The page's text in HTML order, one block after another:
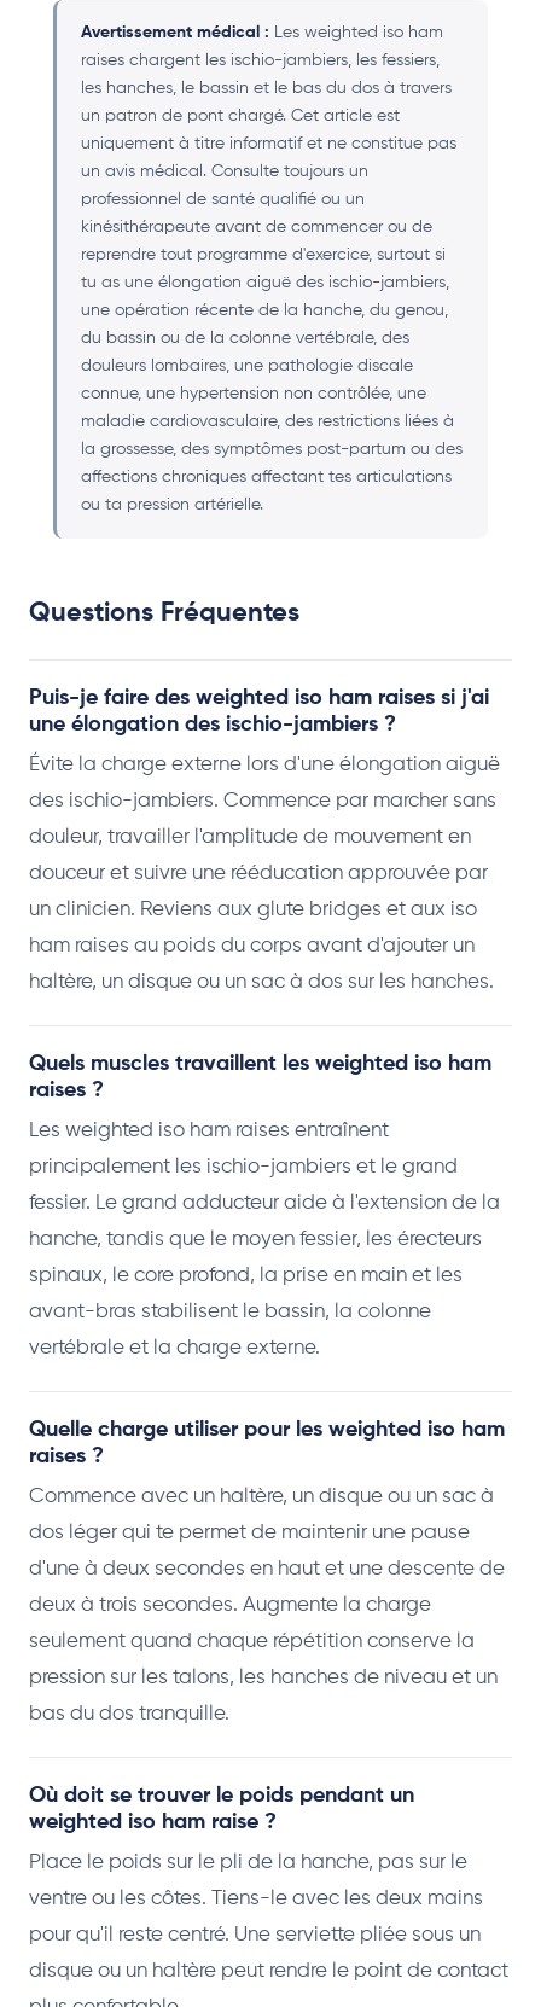
Avertissement médical : Les weighted iso ham
raises chargent les ischio-jambiers, les fessiers,
les hanches, le bassin et le bas du dos à travers
un patron de pont chargé. Cet article est
uniquement à titre informatif et ne constitue pas
un avis médical. Consulte toujours un
professionnel de santé qualifié ou un
kinésithérapeute avant de commencer ou de
reprendre tout programme d'exercice, surtout si
tu as une élongation aiguë des ischio-jambiers,
une opération récente de la hanche, du genou,
du bassin ou de la colonne vertébrale, des
douleurs lombaires, une pathologie discale
connue, une hypertension non contrôlée, une
maladie cardiovasculaire, des restrictions liées à
la grossesse, des symptômes post-partum ou des
affections chroniques affectant tes articulations
ou ta pression artérielle.
Questions Fréquentes
Puis-je faire des weighted iso ham raises si j'ai
une élongation des ischio-jambiers ?
Évite la charge externe lors d'une élongation aiguë
des ischio-jambiers. Commence par marcher sans
douleur, travailler l'amplitude de mouvement en
douceur et suivre une rééducation approuvée par
un clinicien. Reviens aux glute bridges et aux iso
ham raises au poids du corps avant d'ajouter un
haltère, un disque ou un sac à dos sur les hanches.
Quels muscles travaillent les weighted iso ham
raises ?
Les weighted iso ham raises entraînent
principalement les ischio-jambiers et le grand
fessier. Le grand adducteur aide à l'extension de la
hanche, tandis que le moyen fessier, les érecteurs
spinaux, le core profond, la prise en main et les
avant-bras stabilisent le bassin, la colonne
vertébrale et la charge externe.
Quelle charge utiliser pour les weighted iso ham
raises ?
Commence avec un haltère, un disque ou un sac à
dos léger qui te permet de maintenir une pause
d'une à deux secondes en haut et une descente de
deux à trois secondes. Augmente la charge
seulement quand chaque répétition conserve la
pression sur les talons, les hanches de niveau et un
bas du dos tranquille.
Où doit se trouver le poids pendant un
weighted iso ham raise ?
Place le poids sur le pli de la hanche, pas sur le
ventre ou les côtes. Tiens-le avec les deux mains
pour qu'il reste centré. Une serviette pliée sous un
disque ou un haltère peut rendre le point de contact